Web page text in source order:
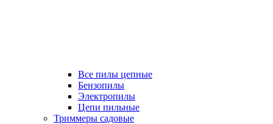
Все пилы цепные
Бензопилы
Электропилы
Цепи пильные
Триммеры садовые